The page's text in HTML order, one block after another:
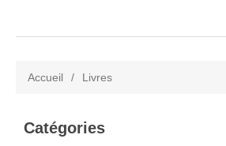
Accueil / Livres
Catégories